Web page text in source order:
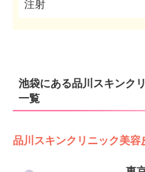
注射
池袋にある品川スキンク
一覧
品川スキンクリニック美容